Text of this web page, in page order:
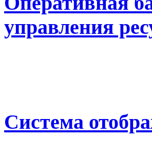
управления
Система